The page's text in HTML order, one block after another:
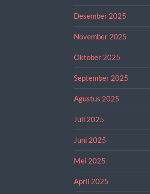
Desember 2025
November 2025
Oktober 2025
September 2025
Agustus 2025
Juli 2025
Juni 2025
Mei 2025
April 2025